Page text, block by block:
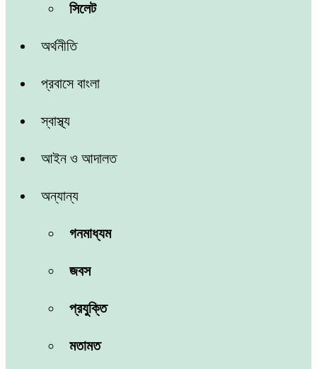
সিলেট
অর্থনীতি
প্রবাসে বাংলা
স্বাস্থ্য
আইন ও আদালত
অন্যান্য
গনমাধ্যম
জবস
প্রযুক্তি
মতামত